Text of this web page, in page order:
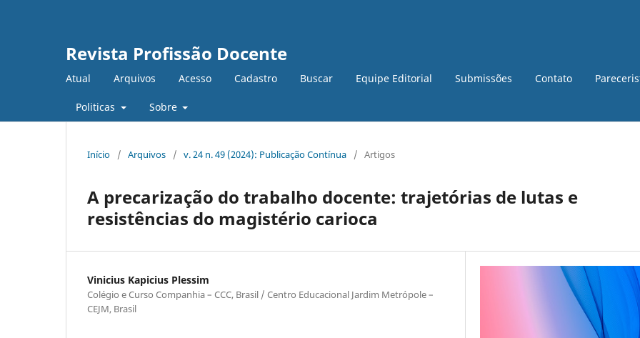
Revista Profissão Docente
Atual Arquivos Acesso Cadastro Buscar Equipe Editorial Submissões Contato
Politicas Sobre
Início / Arquivos / v. 24 n. 49 (2024): Publicação Contínua / Artigos
A precarização do trabalho docente: trajetórias de lutas e
resistências do magistério carioca
Vinicius Kapicius Plessim
Colégio e Curso Companhia – CCC, Brasil / Centro Educacional Jardim Metrópole –
CEJM, Brasil